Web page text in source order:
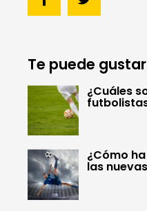
Te puede
¿Cuáles
¿Cómo
las